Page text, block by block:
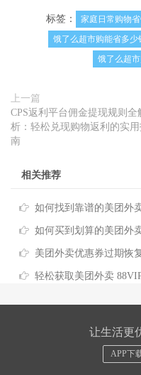
标签： 家庭日常购物
饿了么超市购能省多少
饿了么超
上一篇
CPS返利平台佣金提现规则全
析：轻松兑现购物返利的实用
南
相关推荐
如何找到靠谱的美团外卖母婴用品优惠？这份省钱攻略请
如何买到划算的美团外卖生鲜水果特
美团外卖优惠券过期恢复方法：轻松找回优惠省钱攻
轻松获取美团外卖 88VIP 会员优惠，吃外卖更省
让生活更
APP下